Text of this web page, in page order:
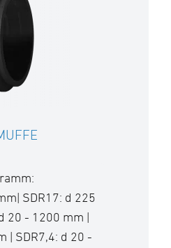
SDR17: d 225
20 - 1200 mm |
| SDR7,4: d 20 -